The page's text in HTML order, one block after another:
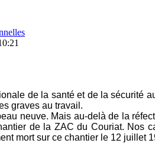
de la santé et de la sécurité
graves au travail.
neuve. Mais au-delà de la
de la ZAC du Couriat. Nos
mort sur ce chantier le 12 juillet